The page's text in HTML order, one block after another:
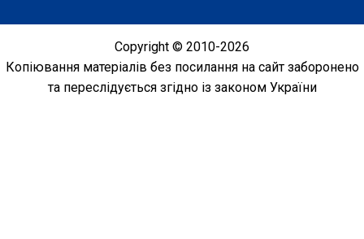
Copyright © 2010-2026
Копіювання матеріалів без посилання на сайт заборонено
та переслідується згідно із законом України